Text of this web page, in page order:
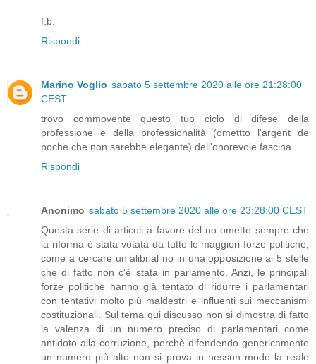
f.b.
Rispondi
Marino Voglio sabato 5 settembre 2020 alle ore 21:28:00
CEST
trovo commovente questo tuo ciclo di difese della
professione e della professionalità (omettto l'argent de
poche che non sarebbe elegante) dell'onorevole fascina.
Rispondi
Anonimo sabato 5 settembre 2020 alle ore 23:28:00 CEST
Questa serie di articoli a favore del no omette sempre che
la riforma è stata votata da tutte le maggiori forze politiche,
come a cercare un alibi al no in una opposizione ai 5 stelle
che di fatto non c'è stata in parlamento. Anzi, le principali
forze politiche hanno già tentato di ridurre i parlamentari
con tentativi molto più maldestri e influenti sui meccanismi
costituzionali. Sul tema qui discusso non si dimostra di fatto
la valenza di un numero preciso di parlamentari come
antidoto alla corruzione, perchè difendendo genericamente
un numero più alto non si prova in nessun modo la reale